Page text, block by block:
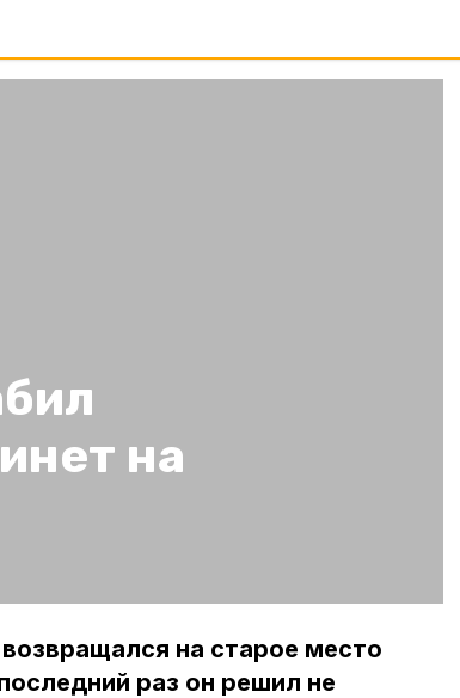
на
на старое место
раз он решил не